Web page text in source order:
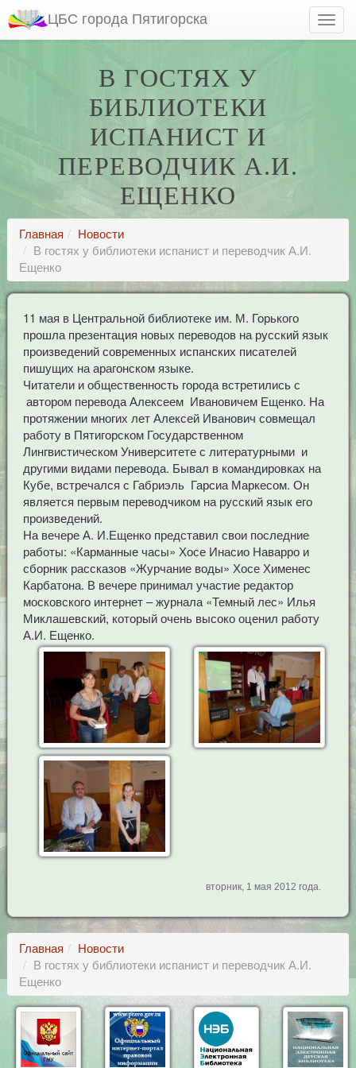
ЦБС города Пятигорска
В ГОСТЯХ У
БИБЛИОТЕКИ
ИСПАНИСТ И
ПЕРЕВОДЧИК А.И.
ЕЩЕНКО
Главная
Новости
В гостях у библиотеки испанист и переводчик А.И.
Ещенко
11 мая в Центральной библиотеке им. М. Горького
прошла презентация новых переводов на русский язык
произведений современных испанских писателей
пишущих на арагонском языке.
Читатели и общественность города встретились с
автором перевода Алексеем Ивановичем Ещенко. На
протяжении многих лет Алексей Иванович совмещал
работу в Пятигорском Государственном
Лингвистическом Университете с литературными и
другими видами перевода. Бывал в командировках на
Кубе, встречался с Габриэль Гарсиа Маркесом. Он
является первым переводчиком на русский язык его
произведений.
На вечере А. И.Ещенко представил свои последние
работы: «Карманные часы» Хосе Инасио Наварро и
сборник рассказов «Журчание воды» Хосе Хименес
Карбатона. В вечере принимал участие редактор
московского интернет – журнала «Темный лес» Илья
Миклашевский, который очень высоко оценил работу
А.И. Ещенко.
вторник, 1 мая 2012 года.
Главная
Новости
В гостях у библиотеки испанист и переводчик А.И.
Ещенко